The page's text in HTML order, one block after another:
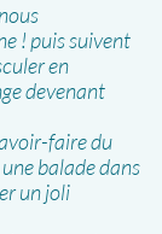
! puis suivent
en
devenant
faire du
balade dans
un joli